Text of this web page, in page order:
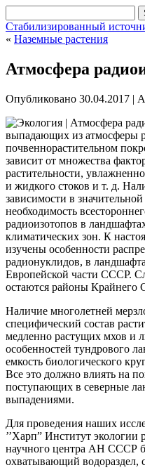
Стабилизированный
« Наземные растения
Атмосфера
Опубликовано 30.04.2017 |
выпадающих из атмосферы
почвеннорастительном
зависит от множества
растительности,
и жидкого стоков и т. д.
зависимости в
необходимость
радиоизотопов в
климатических зон. К
изучены особенности
радионуклидов, в
Европейской части СССР.
остаются районы Крайнего
Наличие многолетней
специфический состав
медленно растущих мхов и
особенностей тундрового
емкость биологического
Все это должно влиять на
поступающих в северные
выпадениями.
Для проведения наших
’’Харп” Институт
научного центра АН СССР
охватывающий водораздел,